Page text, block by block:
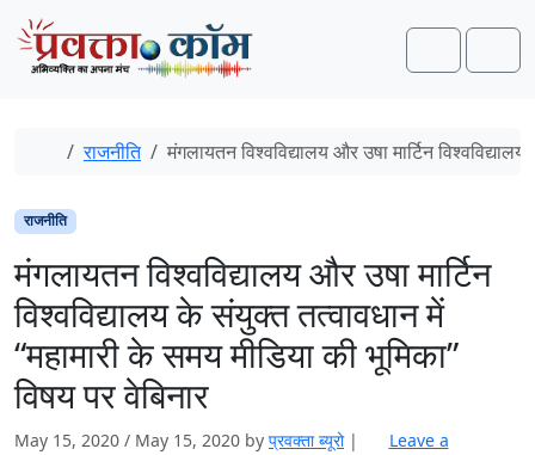
Skip to content
Skip to footer
Search
Home
राजनीति मंगलायतन विश्वविद्यालय और उषा मार्टिन
राजनीति
मंगलायतन विश्वविद्यालय और उषा मार्टिन
विश्वविद्यालय के संयुक्त तत्वावधान में
“महामारी के समय मीडिया की भूमिका”
विषय पर वेबिनार
May 15, 2020 / May 15, 2020 by प्रवक्‍ता ब्यूरो |
Leave a